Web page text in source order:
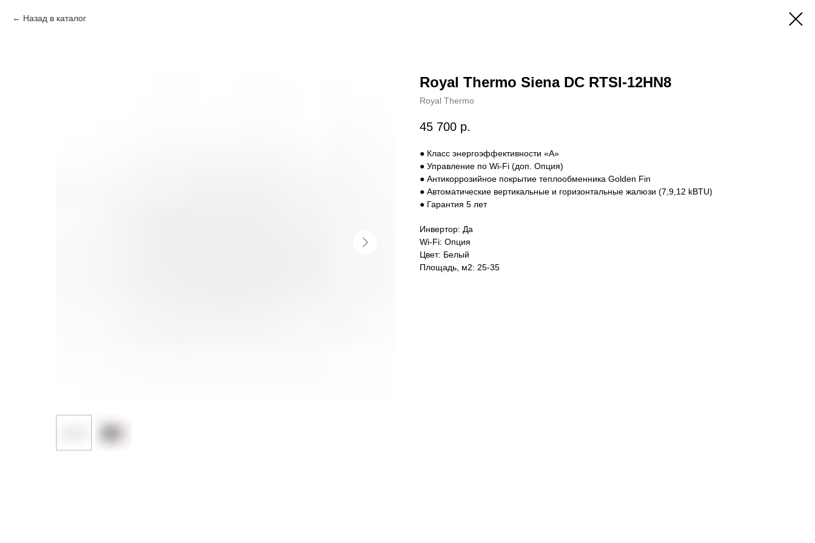
Назад в каталог
Royal Thermo Siena DC RTSI-12HN8
Royal Thermo
45 700 р.
● Класс энергоэффективности «A»
● Управление по Wi-Fi (доп. Опция)
● Антикоррозийное покрытие теплообменника Golden Fin
● Автоматические вертикальные и горизонтальные жалюзи (7,9,12 kBTU)
● Гарантия 5 лет
Инвертор: Да
Wi-Fi: Опция
Цвет: Белый
Площадь, м2: 25-35